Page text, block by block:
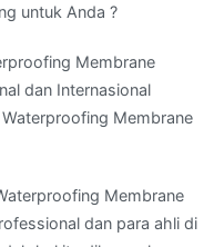
untuk Anda ?
Membrane
dan Internasional
Membrane
Membrane
dan para ahli di